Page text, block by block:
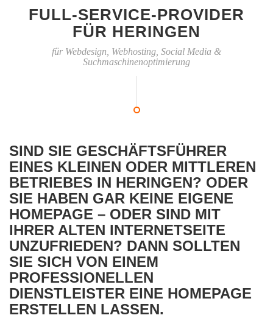
FULL-SERVICE-PROVIDER
FÜR HERINGEN
für Webdesign, Webhosting, Social Media &
Suchmaschinenoptimierung
SIND SIE GESCHÄFTSFÜHRER
EINES KLEINEN ODER MITTLEREN
BETRIEBES IN HERINGEN? ODER
SIE HABEN GAR KEINE EIGENE
HOMEPAGE – ODER SIND MIT
IHRER ALTEN INTERNETSEITE
UNZUFRIEDEN? DANN SOLLTEN
SIE SICH VON EINEM
PROFESSIONELLEN
DIENSTLEISTER EINE HOMEPAGE
ERSTELLEN LASSEN.